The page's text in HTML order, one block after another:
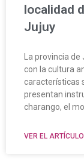
localidad
Jujuy
La provincia
con la cultura
características
presentan
charango, el
VER EL